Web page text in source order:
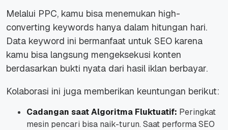
Melalui PPC, kamu bisa menemukan high-
converting keywords hanya dalam hitungan hari.
Data keyword ini bermanfaat untuk SEO karena
kamu bisa langsung mengeksekusi konten
berdasarkan bukti nyata dari hasil iklan berbayar.
Kolaborasi ini juga memberikan keuntungan berikut:
Cadangan saat Algoritma Fluktuatif: Peringkat
mesin pencari bisa naik-turun. Saat performa SEO